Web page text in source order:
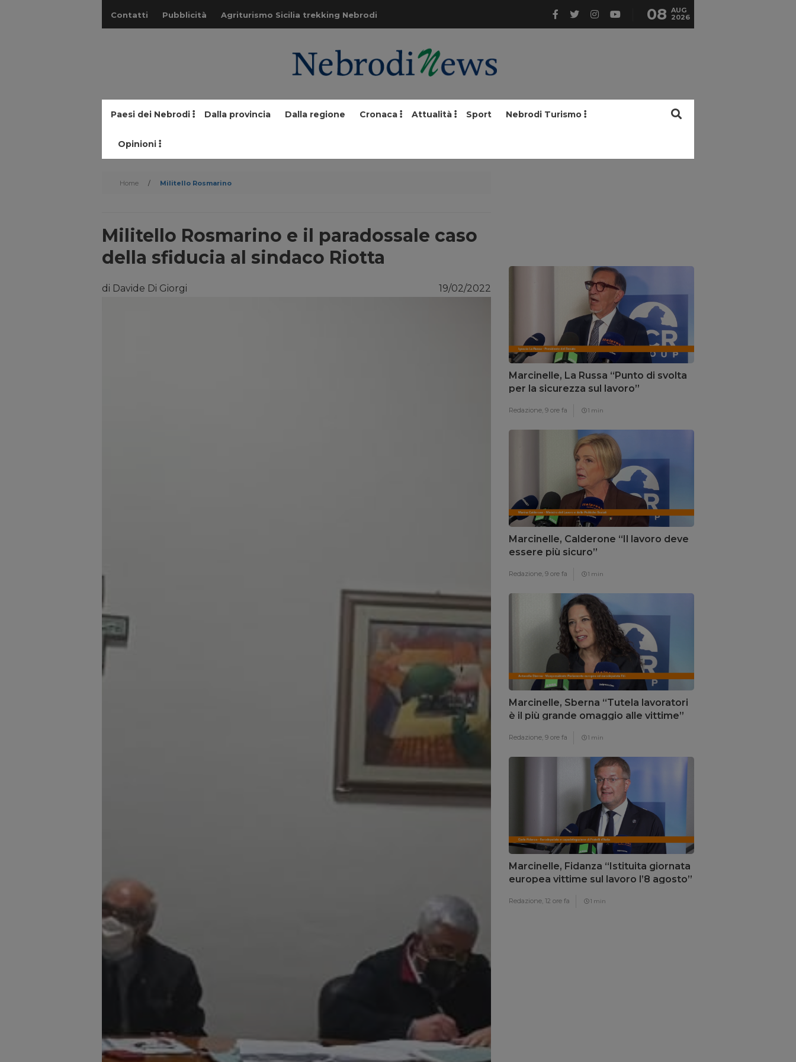
Contatti Pubblicità Agriturismo Sicilia trekking Nebrodi 08 AUG
2026
Paesi dei Nebrodi Dalla provincia Dalla regione Cronaca Attualità Sport Nebrodi Turismo
Opinioni
Home / Militello Rosmarino
Militello Rosmarino e il paradossale caso
della sfiducia al sindaco Riotta
di Davide Di Giorgi 19/02/2022
Marcinelle, La Russa “Punto di svolta
per la sicurezza sul lavoro”
Redazione, 9 ore fa 1 min
Marcinelle, Calderone “Il lavoro deve
essere più sicuro”
Redazione, 9 ore fa 1 min
Marcinelle, Sberna “Tutela lavoratori
è il più grande omaggio alle vittime”
Redazione, 9 ore fa 1 min
Marcinelle, Fidanza “Istituita giornata
europea vittime sul lavoro l’8 agosto”
Redazione, 12 ore fa 1 min